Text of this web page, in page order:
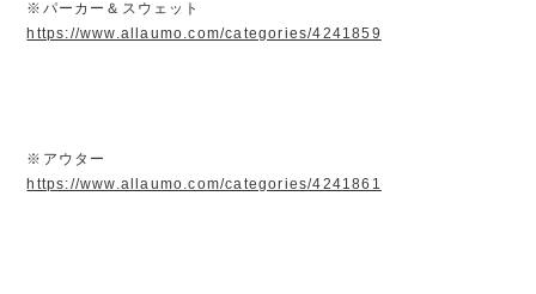
※パーカー＆スウェット
https://www.allaumo.com/categories/4241859
※アウター
https://www.allaumo.com/categories/4241861